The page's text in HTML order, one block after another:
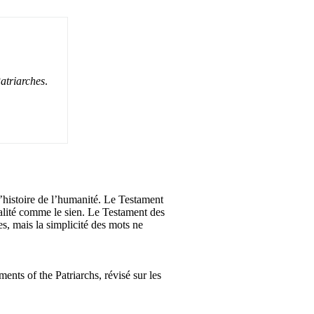
.
de l’humanité. Le Testament
comme le sien. Le Testament des
mais la simplicité des mots ne
of the Patriarchs, révisé sur les